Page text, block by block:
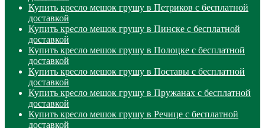
Купить кресло мешок грушу в Петриков с бесплатной
доставкой
Купить кресло мешок грушу в Пинске с бесплатной
доставкой
Купить кресло мешок грушу в Полоцке с бесплатной
доставкой
Купить кресло мешок грушу в Поставы с бесплатной
доставкой
Купить кресло мешок грушу в Пружанах с бесплатной
доставкой
Купить кресло мешок грушу в Речице с бесплатной
доставкой